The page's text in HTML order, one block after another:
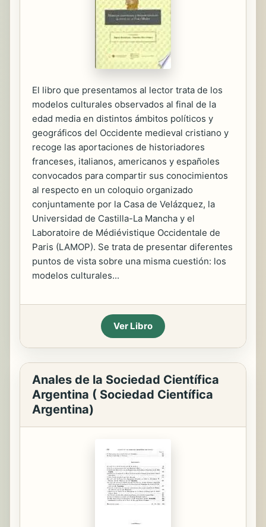
El libro que presentamos al lector trata de los
modelos culturales observados al final de la
edad media en distintos ámbitos políticos y
geográficos del Occidente medieval cristiano y
recoge las aportaciones de historiadores
franceses, italianos, americanos y españoles
convocados para compartir sus conocimientos
al respecto en un coloquio organizado
conjuntamente por la Casa de Velázquez, la
Universidad de Castilla-La Mancha y el
Laboratoire de Médiévistique Occidentale de
Paris (LAMOP). Se trata de presentar diferentes
puntos de vista sobre una misma cuestión: los
modelos culturales...
Ver Libro
Anales de la Sociedad Científica
Argentina ( Sociedad Científica
Argentina)